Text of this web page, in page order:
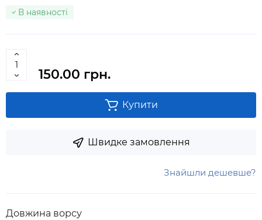
В наявності
150.00 грн.
Купити
Швидке замовлення
Знайшли дешевше?
Довжина ворсу